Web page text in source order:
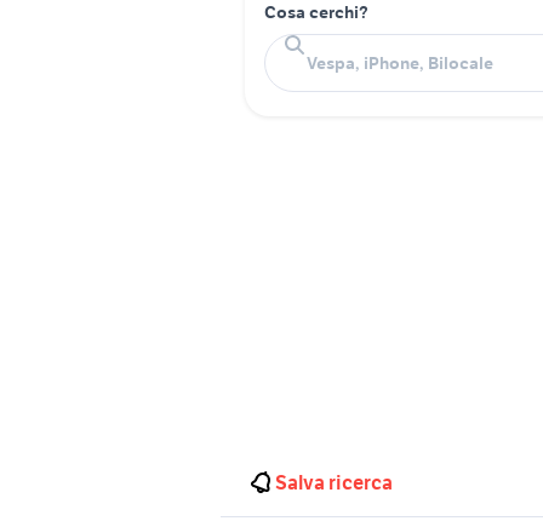
Cosa cerchi?
Salva ricerca